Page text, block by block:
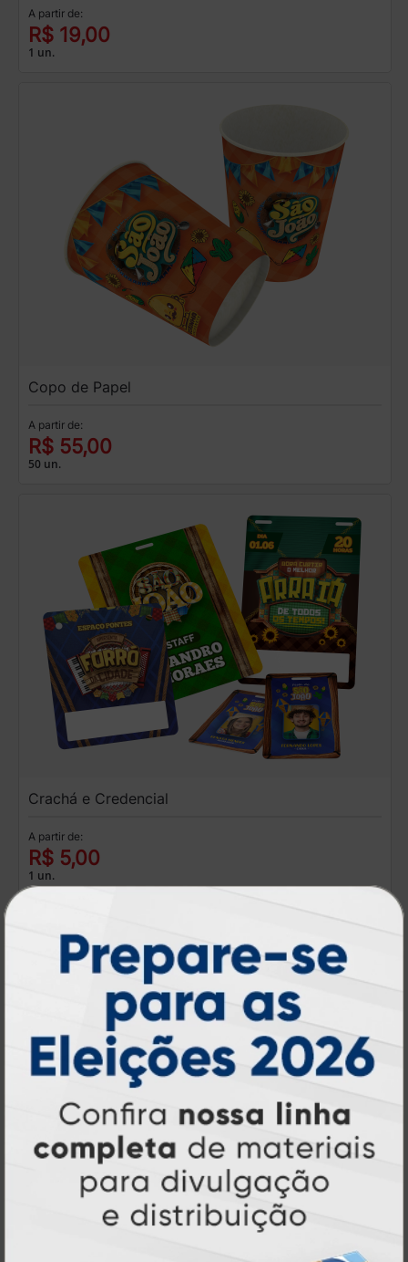
A partir de:
R$ 19,00
1 un.
Copo de Papel
A partir de:
R$ 55,00
50 un.
Crachá e Credencial
A partir de:
R$ 5,00
1 un.
Embalagem de Cachorro Quente